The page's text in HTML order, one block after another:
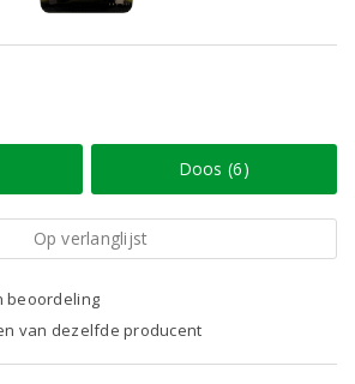
Doos (6)
Op verlanglijst
beoordeling
van dezelfde producent